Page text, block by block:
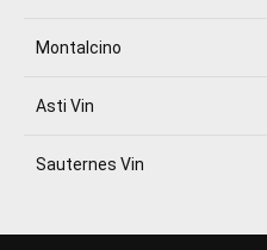
Montalcino
Asti Vin
Sauternes Vin